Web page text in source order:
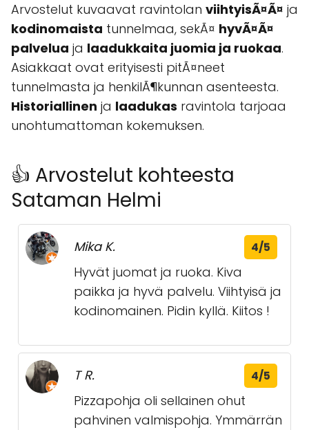
Arvostelut kuvaavat ravintolan viihtyisÃ¤Ã¤ ja
kodinomaista tunnelmaa, sekÃ¤ hyvÃ¤Ã¤
palvelua ja laadukkaita juomia ja ruokaa.
Asiakkaat ovat erityisesti pitÃ¤neet
tunnelmasta ja henkilÃ¶kunnan asenteesta.
Historiallinen ja laadukas ravintola tarjoaa
unohtumattoman kokemuksen.
👍 Arvostelut kohteesta
Sataman Helmi
Mika K. 4/5
Hyvät juomat ja ruoka. Kiva
paikka ja hyvä palvelu. Viihtyisä ja
kodinomainen. Pidin kyllä. Kiitos !
T R. 4/5
Pizzapohja oli sellainen ohut
pahvinen valmispohja. Ymmärrän